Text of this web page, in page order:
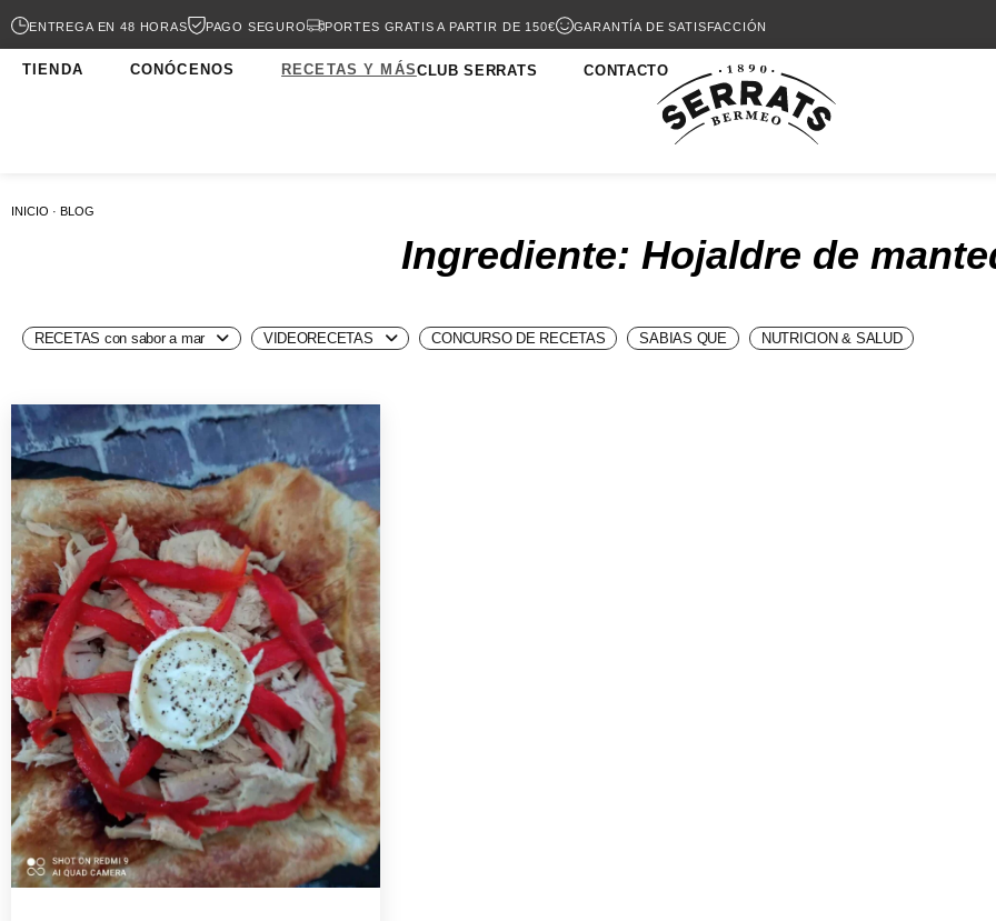
ENTREGA EN 48 HORAS PAGO SEGURO PORTES GRATIS A PARTIR DE 150€ GARANTÍA DE SATISFACCIÓN
TIENDA CONÓCENOS RECETAS Y MÁSCLUB SERRATS CONTACTO
INICIO · BLOG
Ingrediente: Hojaldre de
RECETAS con sabor a mar VIDEORECETAS CONCURSO DE RECETAS SABIAS QUE NUTRICION & SALUD